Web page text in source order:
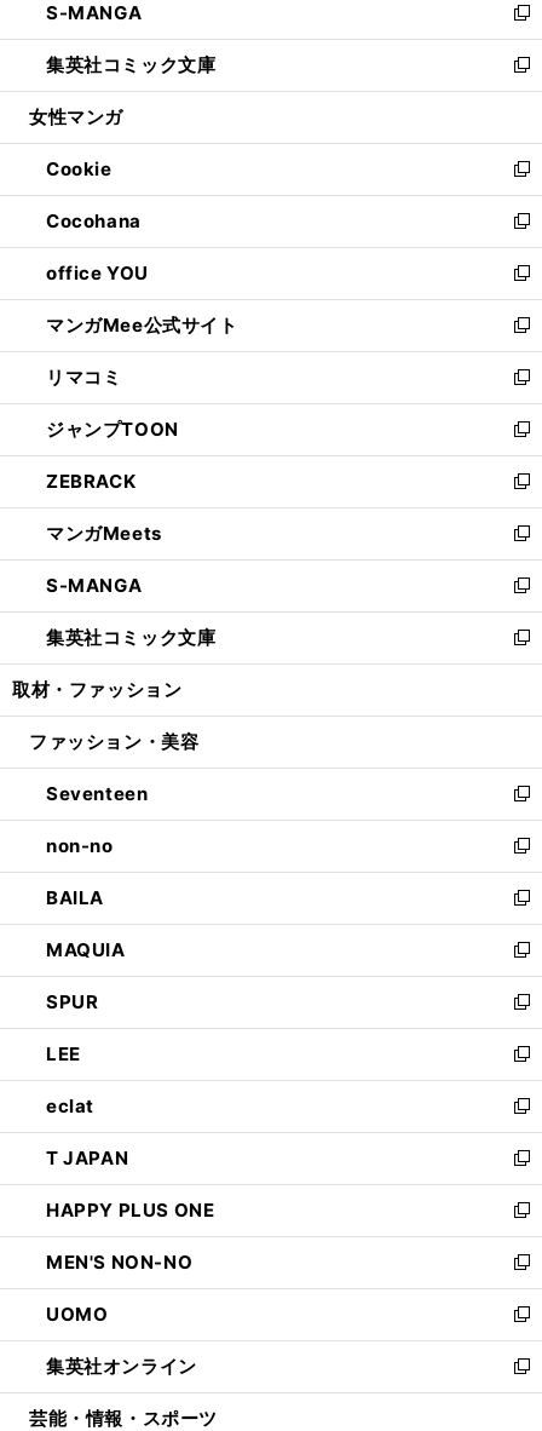
く
で
開
く
ド
ウ
で
開
ィ
ン
ド
ウ
開
く
い
ウ
ィ
ン
ウ
で
開
く
S-MANGA
新
し
い
ウ
ン
ド
ウ
で
開
く
集英社コミック文庫
新
し
ウ
ィ
ン
ド
ウ
で
開
く
女性マンガ
Cookie
新
し
い
ウ
ィ
ン
ド
ウ
で
開
く
Cocohana
新
し
い
ウ
ィ
ン
ド
ウ
で
開
く
office YOU
新
し
い
ウ
ィ
ン
ド
ウ
で
開
く
マンガMee公式サイト
新
し
い
ウ
ィ
ン
ド
ウ
で
開
く
リマコミ
新
し
い
ウ
ィ
ン
ド
ウ
で
開
く
ジャンプTOON
新
し
い
ウ
ィ
ン
ド
ウ
で
開
ZEBRACK
新
し
い
ウ
ィ
ン
ド
ウ
開
マンガMeets
新
し
い
ウ
ィ
ン
ウ
開
く
S-MANGA
新
し
い
ウ
ン
ウ
で
開
く
集英社コミック文庫
新
し
ウ
ン
ド
ウ
で
開
く
取材・ファッション
ファッション・美容
Seventeen
新
し
い
ウ
ィ
ン
ド
ウ
で
開
く
non-no
新
し
い
ウ
ィ
ン
ド
ウ
で
開
く
BAILA
新
し
い
ウ
ィ
ン
ド
ウ
で
開
く
MAQUIA
新
し
い
ウ
ィ
ン
ド
ウ
で
開
く
SPUR
新
し
い
ウ
ィ
ン
ド
ウ
で
開
く
LEE
新
し
い
ウ
ィ
ン
ド
ウ
で
開
く
eclat
新
し
い
ウ
ィ
ン
ド
ウ
で
開
く
T JAPAN
新
し
い
ウ
ィ
ン
ド
ウ
で
開
HAPPY PLUS ONE
新
し
い
ウ
ィ
ン
ド
ウ
MEN'S NON-NO
新
し
い
ウ
ィ
ン
UOMO
新
し
い
ウ
集英社オンライン
新
し
芸能・情報・スポーツ